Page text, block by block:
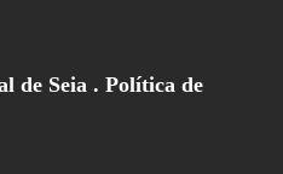
de Seia . Política de